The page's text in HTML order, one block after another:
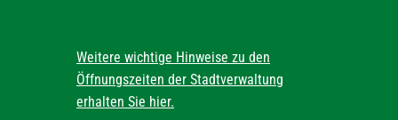
Weitere wichtige Hinweise zu den
Öffnungszeiten der Stadtverwaltung
erhalten Sie hier.